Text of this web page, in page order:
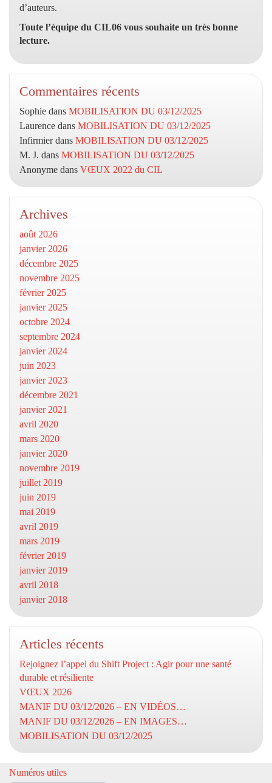
d’auteurs.
Toute l’équipe du CIL06 vous souhaite un très bonne
lecture.
Commentaires récents
Sophie dans MOBILISATION DU 03/12/2025
Laurence dans MOBILISATION DU 03/12/2025
Infirmierdans MOBILISATION DU 03/12/2025
M. J. dans MOBILISATION DU 03/12/2025
Anonyme dans VŒUX 2022 du CIL
Archives
août 2026
janvier 2026
décembre 2025
novembre 2025
février 2025
janvier 2025
octobre 2024
septembre 2024
janvier 2024
juin 2023
janvier 2023
décembre 2021
janvier 2021
avril 2020
mars 2020
janvier 2020
novembre 2019
juillet 2019
juin 2019
mai 2019
avril 2019
mars 2019
février 2019
janvier 2019
avril 2018
janvier 2018
Articles récents
Rejoignez l’appel du Shift Project : Agir pour une santé
durable et résiliente
VŒUX 2026
MANIF DU 03/12/2026 – EN VIDÉOS…
MANIF DU 03/12/2026 – EN IMAGES…
MOBILISATION DU 03/12/2025
Numéros utiles